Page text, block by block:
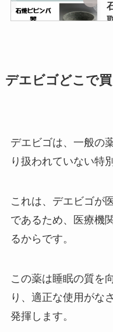
デエビゴどこで買
デエビゴは、一般の
り扱われていない特
これは、デエビゴが
であるため、医療機
るからです。
この薬は睡眠の質を
り、適正な使用がな
発揮します。